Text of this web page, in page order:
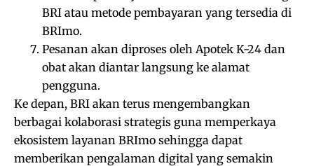
BRI atau metode pembayaran yang tersedia di
BRImo.
Pesanan akan diproses oleh Apotek K-24 dan
obat akan diantar langsung ke alamat
pengguna.
Ke depan, BRI akan terus mengembangkan
berbagai kolaborasi strategis guna memperkaya
ekosistem layanan BRImo sehingga dapat
memberikan pengalaman digital yang semakin